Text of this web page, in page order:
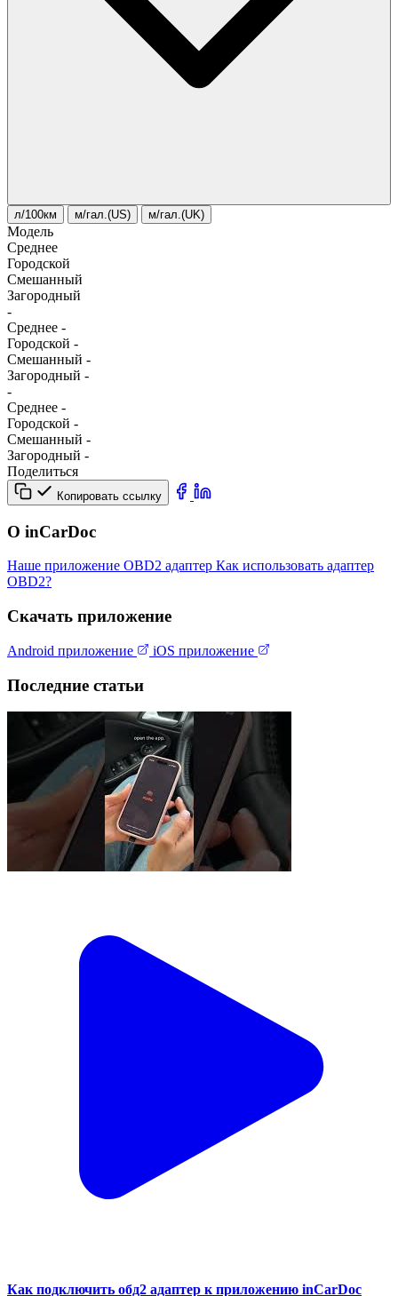
л/100км м/гал.(US) м/гал.(UK)
Модель
Среднее
Городской
Смешанный
Загородный
-
Среднее -
Городской -
Смешанный -
Загородный -
-
Среднее -
Городской -
Смешанный -
Загородный -
Поделиться
Копировать ссылку
О inCarDoc
Наше приложение OBD2 адаптер Как использовать адаптер
OBD2?
Скачать приложение
Android приложение iOS приложение
Последние статьи
Как подключить обд2 адаптер к приложению inCarDoc